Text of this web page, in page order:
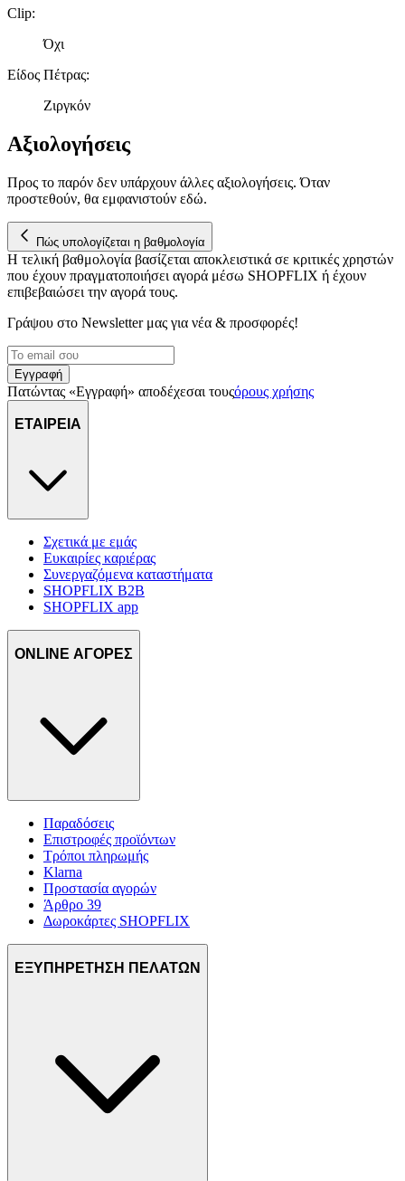
Clip:
Όχι
Είδος Πέτρας:
Ζιργκόν
Αξιολογήσεις
Προς το παρόν δεν υπάρχουν άλλες αξιολογήσεις. Όταν
προστεθούν, θα εμφανιστούν εδώ.
Πώς υπολογίζεται η βαθμολογία
Η τελική βαθμολογία βασίζεται αποκλειστικά σε κριτικές χρηστών
που έχουν πραγματοποιήσει αγορά μέσω SHOPFLIX ή έχουν
επιβεβαιώσει την αγορά τους.
Γράψου στο Νewsletter μας για νέα & προσφορές!
Εγγραφή
Πατώντας «Εγγραφή» αποδέχεσαι τουςόρους χρήσης
ΕΤΑΙΡΕΙΑ
Σχετικά με εμάς
Ευκαιρίες καριέρας
Συνεργαζόμενα καταστήματα
SHOPFLIX B2B
SHOPFLIX app
ONLINE ΑΓΟΡΕΣ
Παραδόσεις
Επιστροφές προϊόντων
Τρόποι πληρωμής
Klarna
Προστασία αγορών
Άρθρο 39
Δωροκάρτες SHOPFLIX
ΕΞΥΠΗΡΕΤΗΣΗ ΠΕΛΑΤΩΝ